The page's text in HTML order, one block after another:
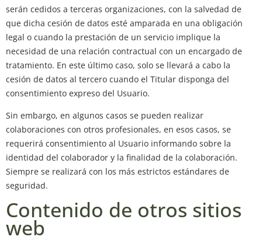
serán cedidos a terceras organizaciones, con la salvedad de
que dicha cesión de datos esté amparada en una obligación
legal o cuando la prestación de un servicio implique la
necesidad de una relación contractual con un encargado de
tratamiento. En este último caso, solo se llevará a cabo la
cesión de datos al tercero cuando el Titular disponga del
consentimiento expreso del Usuario.
Sin embargo, en algunos casos se pueden realizar
colaboraciones con otros profesionales, en esos casos, se
requerirá consentimiento al Usuario informando sobre la
identidad del colaborador y la finalidad de la colaboración.
Siempre se realizará con los más estrictos estándares de
seguridad.
Contenido de otros sitios
web